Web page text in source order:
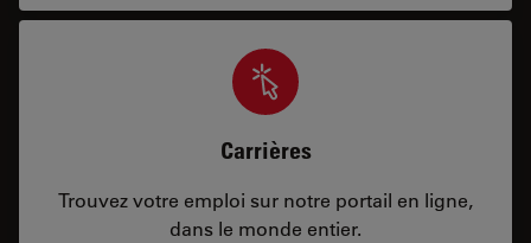
Carrières
Trouvez votre emploi sur notre portail en ligne,
dans le monde entier.